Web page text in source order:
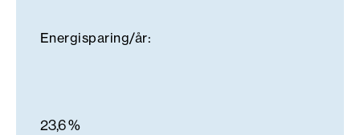
Energisparing/år:
23,6 %